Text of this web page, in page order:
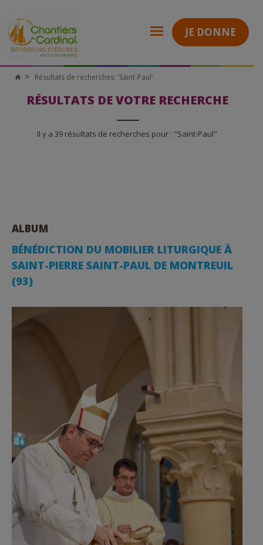
JE DONNE
Chantiers
Cardinal
Résultats de recherches: 'Saint-Paul'
RÉSULTATS DE VOTRE RECHERCHE
Il y a 39 résultats de recherches pour : "Saint-Paul"
ALBUM
BÉNÉDICTION DU MOBILIER LITURGIQUE À
SAINT-PIERRE SAINT-PAUL DE MONTREUIL
(93)